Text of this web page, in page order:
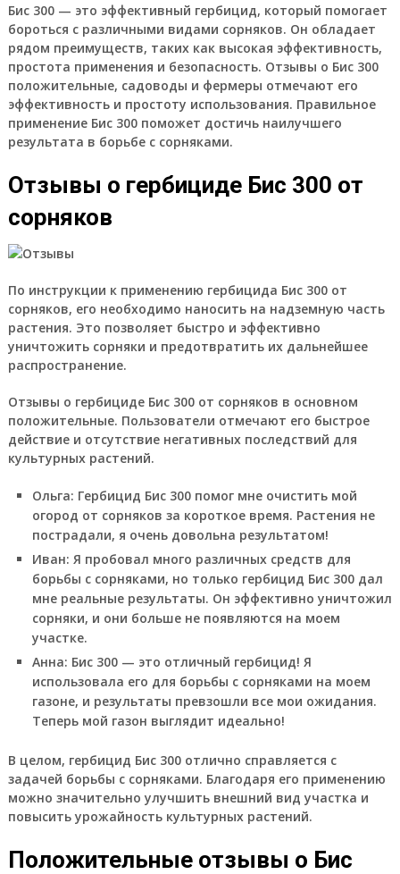
Бис 300 — это эффективный гербицид, который помогает
бороться с различными видами сорняков. Он обладает
рядом преимуществ, таких как высокая эффективность,
простота применения и безопасность. Отзывы о Бис 300
положительные, садоводы и фермеры отмечают его
эффективность и простоту использования. Правильное
применение Бис 300 поможет достичь наилучшего
результата в борьбе с сорняками.
Отзывы о гербициде Бис 300 от
сорняков
По инструкции к применению гербицида Бис 300 от
сорняков, его необходимо наносить на надземную часть
растения. Это позволяет быстро и эффективно
уничтожить сорняки и предотвратить их дальнейшее
распространение.
Отзывы о гербициде Бис 300 от сорняков в основном
положительные. Пользователи отмечают его быстрое
действие и отсутствие негативных последствий для
культурных растений.
Ольга: Гербицид Бис 300 помог мне очистить мой
огород от сорняков за короткое время. Растения не
пострадали, я очень довольна результатом!
Иван: Я пробовал много различных средств для
борьбы с сорняками, но только гербицид Бис 300 дал
мне реальные результаты. Он эффективно уничтожил
сорняки, и они больше не появляются на моем
участке.
Анна: Бис 300 — это отличный гербицид! Я
использовала его для борьбы с сорняками на моем
газоне, и результаты превзошли все мои ожидания.
Теперь мой газон выглядит идеально!
В целом, гербицид Бис 300 отлично справляется с
задачей борьбы с сорняками. Благодаря его применению
можно значительно улучшить внешний вид участка и
повысить урожайность культурных растений.
Положительные отзывы о Бис